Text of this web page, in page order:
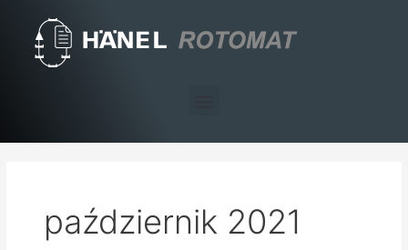
content
październik 2021